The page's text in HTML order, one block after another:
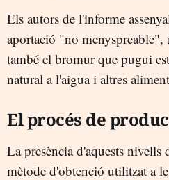
Els autors de l'informe
aportació "no menyspreable",
també el bromur que pugui
natural a l'aigua i altres
El procés de
La presència d'aquests nivells
mètode d'obtenció utilitzat a